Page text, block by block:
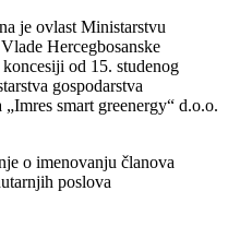
je ovlast Ministarstvu
Hercegbosanske
od 15. studenog
gospodarstva
„Imres smart greenergy“ d.o.o.
o imenovanju članova
poslova